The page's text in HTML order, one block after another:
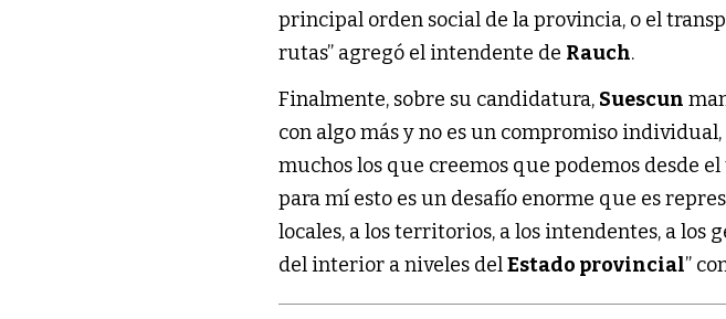
principal orden social de la provincia, o el
rutas” agregó el intendente de Rauch.
Finalmente, sobre su candidatura, Suescun
con algo más y no es un compromiso
muchos los que creemos que podemos desde
para mí esto es un desafío enorme que es
locales, a los territorios, a los intendentes, a los
del interior a niveles delEstado provincial”